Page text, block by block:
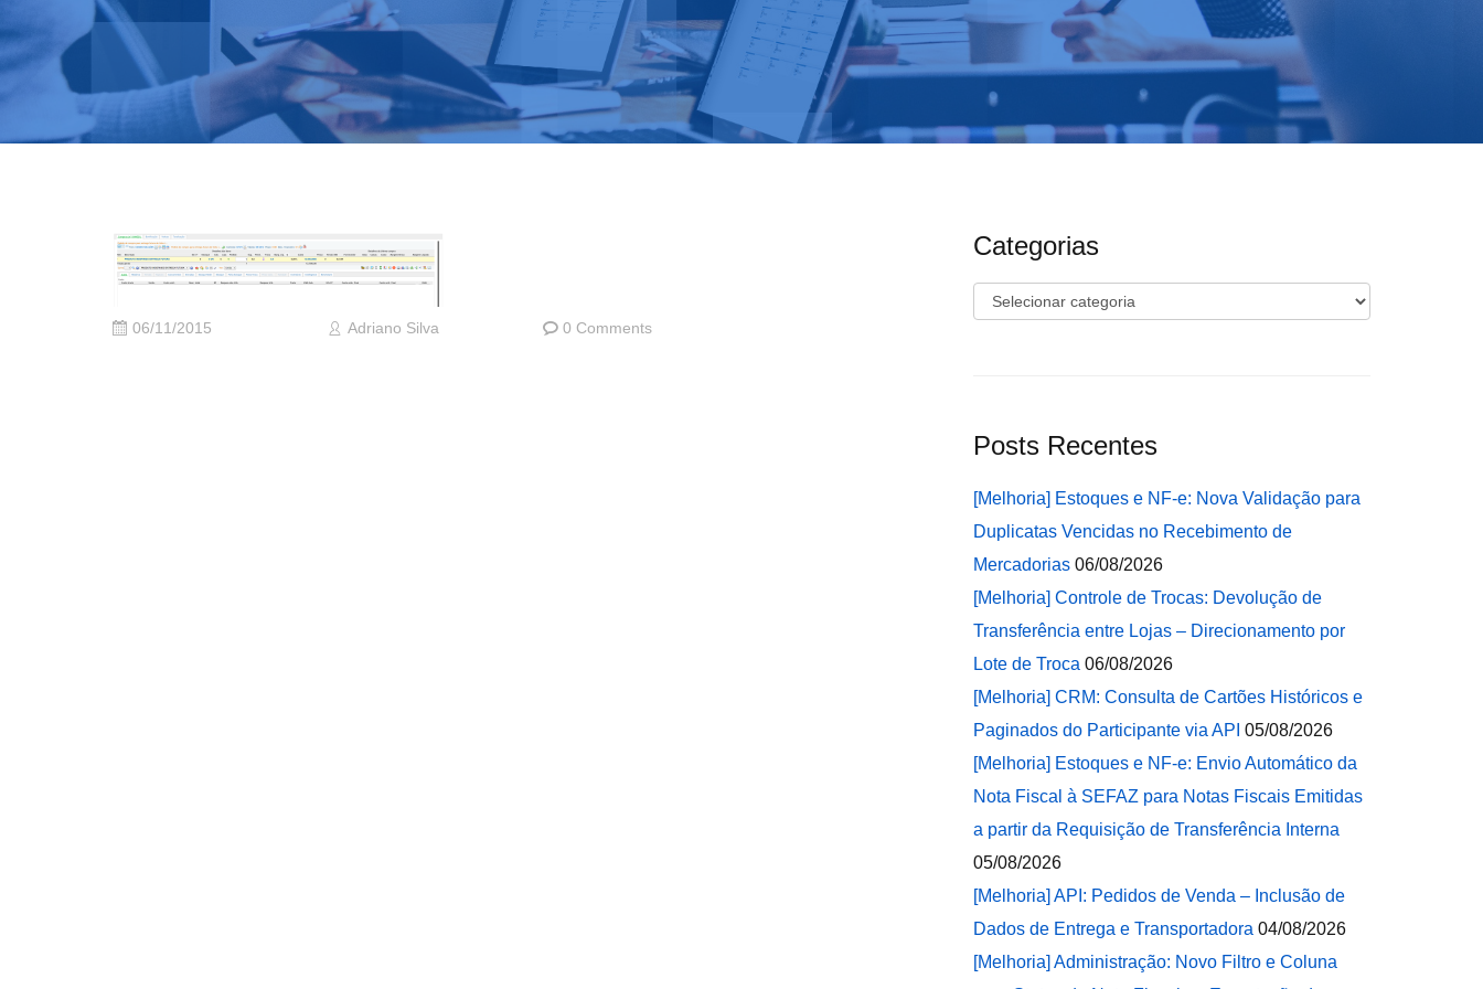
06/11/2015 Adriano Silva 0 Comments
Categorias
Categorias
Posts Recentes
[Melhoria] Estoques e NF-e: Nova Validação para
Duplicatas Vencidas no Recebimento de
Mercadorias 06/08/2026
[Melhoria] Controle de Trocas: Devolução de
Transferência entre Lojas – Direcionamento por
Lote de Troca 06/08/2026
[Melhoria] CRM: Consulta de Cartões Históricos e
Paginados do Participante via API 05/08/2026
[Melhoria] Estoques e NF-e: Envio Automático da
Nota Fiscal à SEFAZ para Notas Fiscais Emitidas
a partir da Requisição de Transferência Interna
05/08/2026
[Melhoria] API: Pedidos de Venda – Inclusão de
Dados de Entrega e Transportadora 04/08/2026
[Melhoria] Administração: Novo Filtro e Coluna